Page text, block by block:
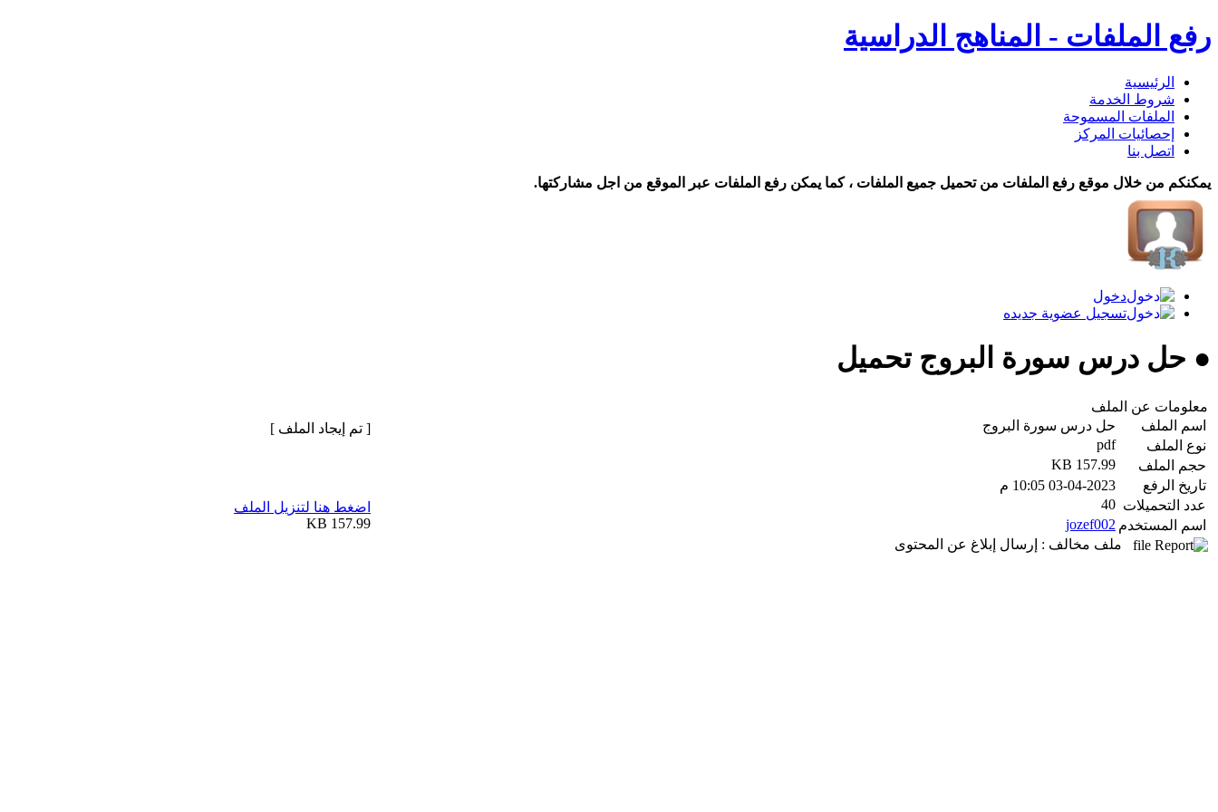
رفع الملفات - المناهج الدراسية
الرئيسية
شروط الخدمة
الملفات المسموحة
إحصائيات المركز
اتصل بنا
يمكنكم من خلال موقع رفع الملفات من تحميل جميع الملفات ، كما يمكن رفع الملفات عبر الموقع من اجل مشاركتها.
دخول
تسجيل عضوية جديده
● حل درس سورة البروج تحميل
معلومات عن الملف
اسم الملف
حل درس سورة البروج
نوع الملف
pdf
حجم الملف
157.99 KB
تاريخ الرفع
03-04-2023 10:05 م
عدد التحميلات 40
اسم المستخدم jozef002
ملف مخالف : إرسال إبلاغ عن المحتوى
[ تم إيجاد الملف ]
اضغط هنا لتنزيل الملف
157.99 KB